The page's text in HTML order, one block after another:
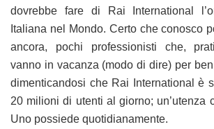
dovrebbe fare di Rai International
Italiana nel Mondo. Certo che conosco
ancora, pochi professionisti che,
vanno in vacanza (modo di dire) per ben
dimenticandosi che Rai International è
20 milioni di utenti al giorno; un’utenza
Uno possiede quotidianamente.